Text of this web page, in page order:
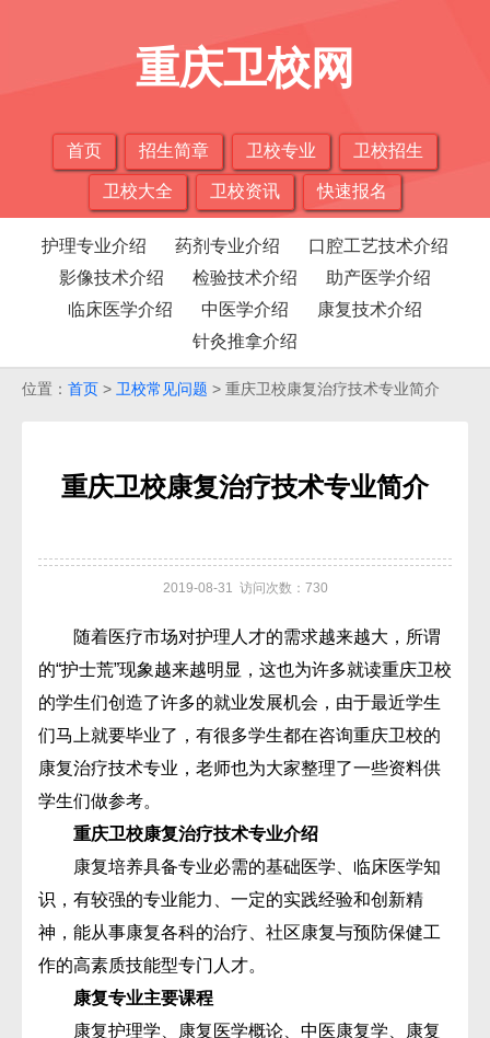
重庆卫校网
首页 招生简章 卫校专业 卫校招生
卫校大全 卫校资讯 快速报名
护理专业介绍 药剂专业介绍
口腔工艺技术介绍
影像技术介绍
检验技术介绍
助产医学介绍
临床医学介绍
中医学介绍
康复技术介绍
针灸推拿介绍
位置： 首页 > 卫校常见问题 > 重庆卫校康复治疗技术专业简介
重庆卫校康复治疗技术专业简介
2019-08-31 访问次数：730
随着医疗市场对护理人才的需求越来越大，所谓
的“护士荒”现象越来越明显，这也为许多就读重庆卫校
的学生们创造了许多的就业发展机会，由于最近学生
们马上就要毕业了，有很多学生都在咨询重庆卫校的
康复治疗技术专业，老师也为大家整理了一些资料供
学生们做参考。
重庆卫校康复治疗技术专业介绍
康复培养具备专业必需的基础医学、临床医学知
识，有较强的专业能力、一定的实践经验和创新精
神，能从事康复各科的治疗、社区康复与预防保健工
作的高素质技能型专门人才。
康复专业主要课程
康复护理学、康复医学概论、中医康复学、康复